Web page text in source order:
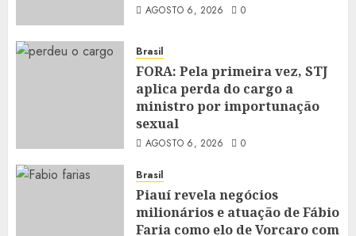
AGOSTO 6, 2026 0
Brasil
FORA: Pela primeira vez, STJ
aplica perda do cargo a
ministro por importunação
sexual
AGOSTO 6, 2026 0
Brasil
Piauí revela negócios
milionários e atuação de Fábio
Faria como elo de Vorcaro com